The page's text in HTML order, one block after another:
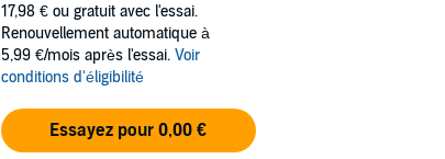
17,98 € ou gratuit avec l'essai.
Renouvellement automatique à
5,99 €/mois après l'essai. Voir
conditions d'éligibilité
Essayez pour 0,00 €